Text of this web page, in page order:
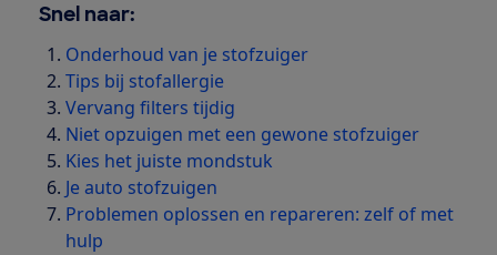
Snel naar:
Onderhoud van je stofzuiger
Tips bij stofallergie
Vervang filters tijdig
Niet opzuigen met een gewone stofzuiger
Kies het juiste mondstuk
Je auto stofzuigen
Problemen oplossen en repareren: zelf of met
hulp